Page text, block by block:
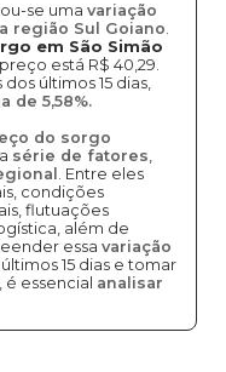
se uma variação
região Sul Goiano.
em São Simão
está R$ 40,29.
últimos 15 dias,
de 5,58%.
do sorgo
série de fatores,
. Entre eles
condições
flutuações
além de
essa variação
15 dias e tomar
essencial analisar